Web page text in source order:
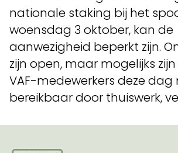
nationale staking bij het
woensdag 3 oktober, kan de
aanwezigheid beperkt zijn.
zijn open, maar mogelijks
VAF-medewerkers deze
bereikbaar door thuiswerk,